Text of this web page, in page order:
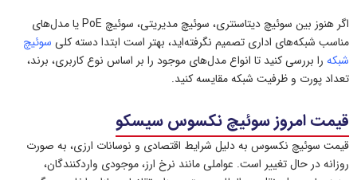
اگر هنوز بین سوئیچ دیتاسنتری، سوئیچ مدیریتی، سوئیچ PoE یا مدل‌های
مناسب شبکه‌های اداری تصمیم نگرفته‌اید، بهتر است ابتدا دسته کلی سوئیچ
شبکه را بررسی کنید تا انواع مدل‌های موجود را بر اساس نوع کاربری، برند،
تعداد پورت و ظرفیت شبکه مقایسه کنید.
قیمت امروز سوئیچ نکسوس سیسکو
قیمت سوئیچ نکسوس به‌ دلیل شرایط اقتصادی و نوسانات ارزی، به‌ صورت
روزانه در حال تغییر است. عواملی مانند نرخ ارز، موجودی واردکنندگان،